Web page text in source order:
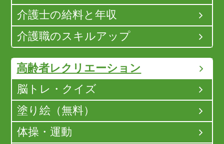
介護士の給料と年収
介護職のスキルアップ
高齢者レクリエーション
脳トレ・クイズ
塗り絵（無料）
体操・運動